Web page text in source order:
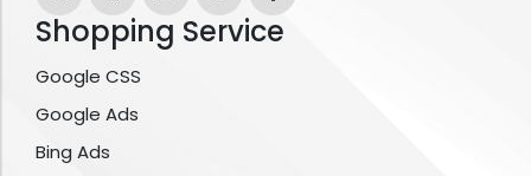
Shopping Service
Google CSS
Google Ads
Bing Ads